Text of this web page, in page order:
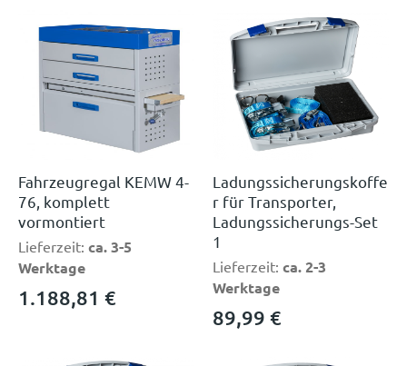
Fahrzeugregal KEMW 4-
76, komplett
vormontiert
Lieferzeit: ca. 3-5
Werktage
1.188,81 €
Ladungssicherungskoffe
r für Transporter,
Ladungssicherungs-Set
1
Lieferzeit: ca. 2-3
Werktage
89,99 €